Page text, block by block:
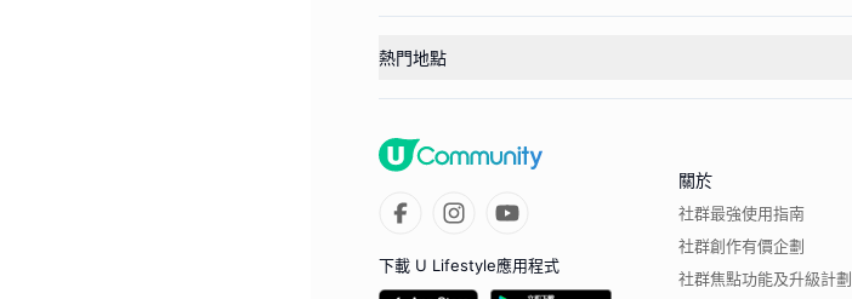
熱門地點
下載 U Lifestyle應用程式
關於
社群最強使用指南
社群創作有價企劃
社群焦點功能及升級計劃